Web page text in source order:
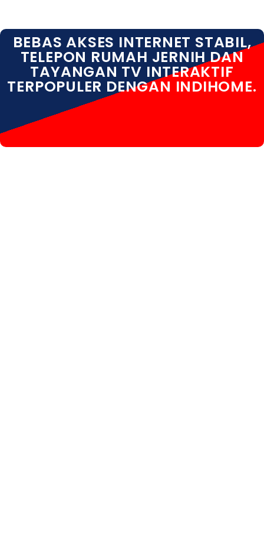
BEBAS AKSES INTERNET STABIL,
TELEPON RUMAH JERNIH DAN
TAYANGAN TV INTERAKTIF
TERPOPULER DENGAN INDIHOME.